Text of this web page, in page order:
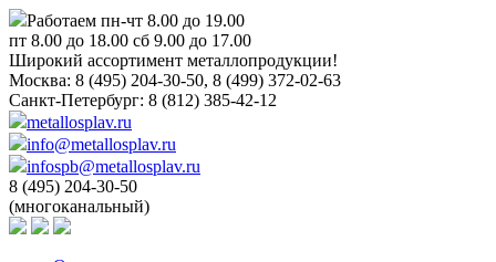
Работаем пн-чт 8.00 до 19.00
пт 8.00 до 18.00 сб 9.00 до 17.00
Широкий ассортимент металлопродукции!
Москва: 8 (495) 204-30-50, 8 (499) 372-02-63
Санкт-Петербург: 8 (812) 385-42-12
metallosplav.ru
info@metallosplav.ru
infospb@metallosplav.ru
8 (495) 204-30-50
(многоканальный)